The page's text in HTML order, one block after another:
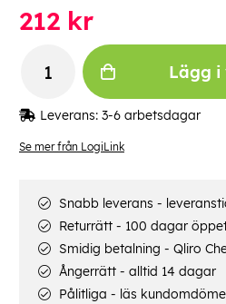
Se mer från LogiLink
212 kr
Lägg i
Leverans: 3-6 arbetsdagar
Snabb leverans -
Returrätt - 100 dagar
Smidig betalning - Qliro
Ångerrätt - alltid 14 dagar
Pålitliga - läs